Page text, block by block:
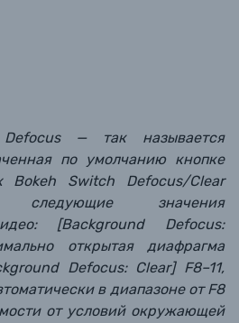
— так называется
по умолчанию кнопке
Bokeh Switch Defocus/Clear
следующие значения
[Background Defocus:
открытая диафрагма
Defocus: Clear] F8–11,
в диапазоне от F8
от условий окружающей